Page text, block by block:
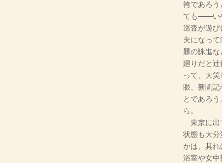
袴であろう
ても――い
巡査が遊び
夫になっ
題の詠進
廻りだと辻
って、大
眼、新聞
とであろ
ら。
東京に出
状態も大
かは、其
浴室や女中